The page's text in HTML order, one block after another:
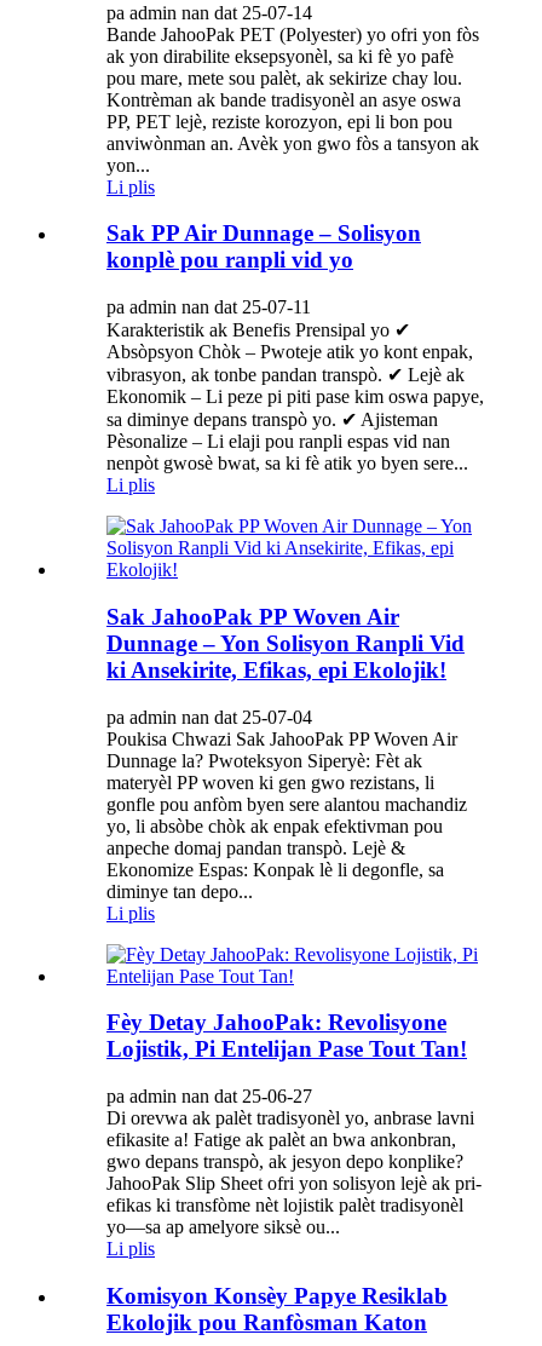
pa admin nan dat 25-07-14
Bande JahooPak PET (Polyester) yo ofri yon fòs
ak yon dirabilite eksepsyonèl, sa ki fè yo pafè
pou mare, mete sou palèt, ak sekirize chay lou.
Kontrèman ak bande tradisyonèl an asye oswa
PP, PET lejè, reziste korozyon, epi li bon pou
anviwònman an. Avèk yon gwo fòs a tansyon ak
yon...
Li plis
Sak PP Air Dunnage – Solisyon
konplè pou ranpli vid yo
pa admin nan dat 25-07-11
Karakteristik ak Benefis Prensipal yo ✔
Absòpsyon Chòk – Pwoteje atik yo kont enpak,
vibrasyon, ak tonbe pandan transpò. ✔ Lejè ak
Ekonomik – Li peze pi piti pase kim oswa papye,
sa diminye depans transpò yo. ✔ Ajisteman
Pèsonalize – Li elaji pou ranpli espas vid nan
nenpòt gwosè bwat, sa ki fè atik yo byen sere...
Li plis
Sak JahooPak PP Woven Air
Dunnage – Yon Solisyon Ranpli Vid
ki Ansekirite, Efikas, epi Ekolojik!
pa admin nan dat 25-07-04
Poukisa Chwazi Sak JahooPak PP Woven Air
Dunnage la? Pwoteksyon Siperyè: Fèt ak
materyèl PP woven ki gen gwo rezistans, li
gonfle pou anfòm byen sere alantou machandiz
yo, li absòbe chòk ak enpak efektivman pou
anpeche domaj pandan transpò. Lejè &
Ekonomize Espas: Konpak lè li degonfle, sa
diminye tan depo...
Li plis
Fèy Detay JahooPak: Revolisyone
Lojistik, Pi Entelijan Pase Tout Tan!
pa admin nan dat 25-06-27
Di orevwa ak palèt tradisyonèl yo, anbrase lavni
efikasite a! Fatige ak palèt an bwa ankonbran,
gwo depans transpò, ak jesyon depo konplike?
JahooPak Slip Sheet ofri yon solisyon lejè ak pri-
efikas ki transfòme nèt lojistik palèt tradisyonèl
yo—sa ap amelyore siksè ou...
Li plis
Komisyon Konsèy Papye Resiklab
Ekolojik pou Ranfòsman Katon